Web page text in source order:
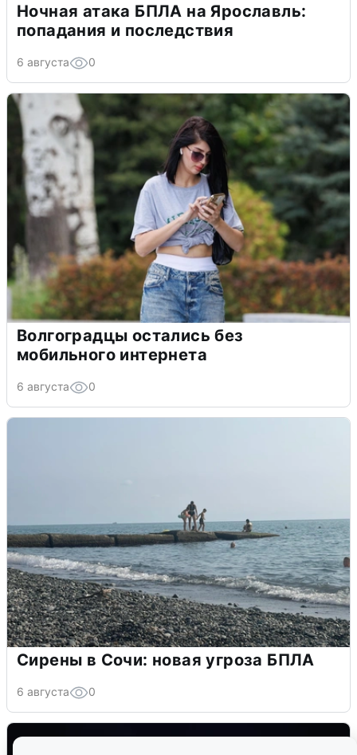
Ночная атака БПЛА на Ярославль:
попадания и последствия
6 августа 0
Волгоградцы остались без
мобильного интернета
6 августа 0
Сирены в Сочи: новая угроза БПЛА
6 августа 0